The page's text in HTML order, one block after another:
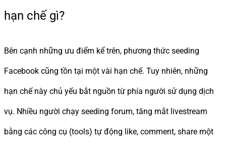
hạn chế gì?
Bên cạnh những ưu điểm kể trên, phương thức seeding
Facebook cũng tồn tại một vài hạn chế. Tuy nhiên, những
hạn chế này chủ yếu bắt nguồn từ phía người sử dụng dịch
vụ. Nhiều người chạy seeding forum, tăng mắt livestream
bằng các công cụ (tools) tự động like, comment, share một